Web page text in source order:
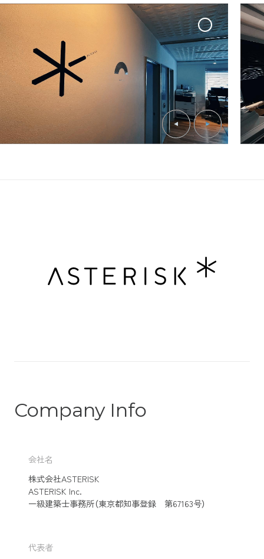
Company Info
会社名
株式会社ASTERISK
ASTERISK Inc.
一級建築士事務所（東京都知事登録 第67163号）
代表者